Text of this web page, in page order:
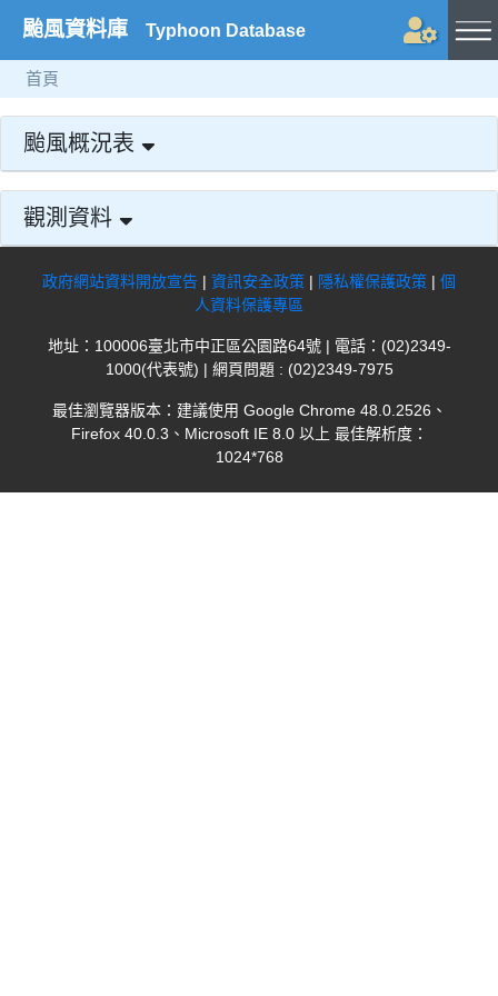
颱風資料庫 Typhoon Database
首頁
颱風概況表
觀測資料
政府網站資料開放宣告 | 資訊安全政策 | 隱私權保護政策 | 個
人資料保護專區
地址：100006臺北市中正區公園路64號 | 電話：(02)2349-
1000(代表號) | 網頁問題 : (02)2349-7975
最佳瀏覽器版本：建議使用 Google Chrome 48.0.2526、
Firefox 40.0.3、Microsoft IE 8.0 以上 最佳解析度：
1024*768